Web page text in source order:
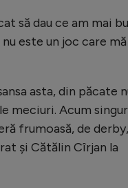
să dau ce am mai
este un joc care mă
asta, din păcate
meciuri. Acum
frumoasă, de derby,
și Cătălin Cîrjan la